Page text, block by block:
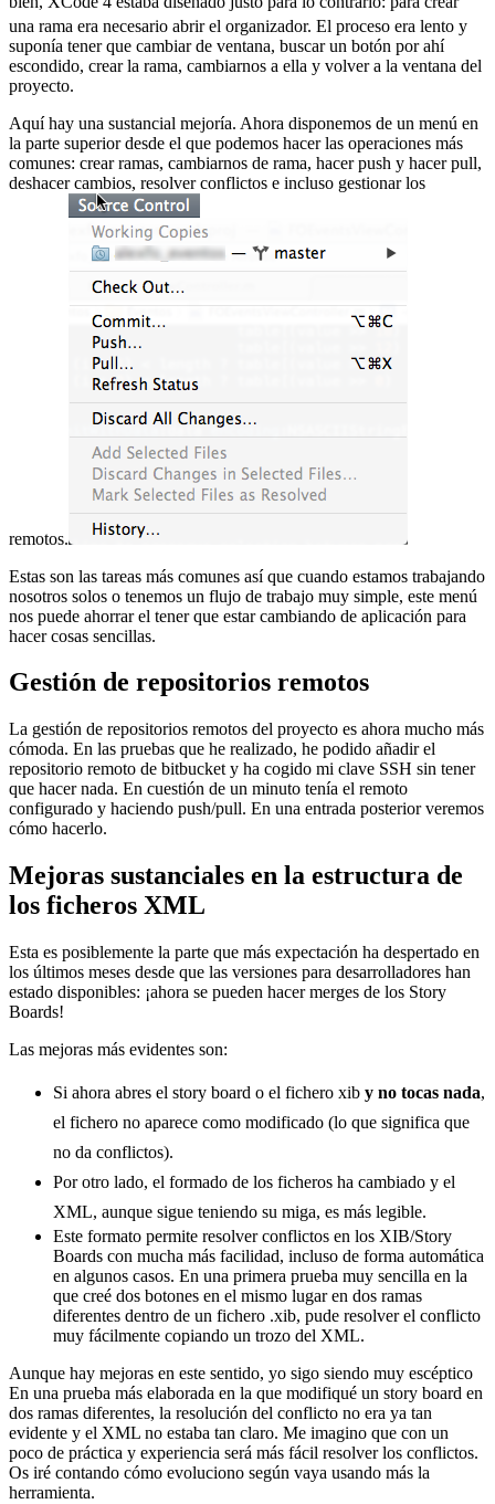
una rama era necesario abrir el organizador. El proceso era lento y
suponía tener que cambiar de ventana, buscar un botón por ahí
escondido, crear la rama, cambiarnos a ella y volver a la ventana del
proyecto.
Aquí hay una sustancial mejoría. Ahora disponemos de un menú en
la parte superior desde el que podemos hacer las operaciones más
comunes: crear ramas, cambiarnos de rama, hacer push y hacer pull,
deshacer cambios, resolver conflictos e incluso gestionar los
remotos.
Estas son las tareas más comunes así que cuando estamos trabajando
nosotros solos o tenemos un flujo de trabajo muy simple, este menú
nos puede ahorrar el tener que estar cambiando de aplicación para
hacer cosas sencillas.
Gestión de repositorios remotos
La gestión de repositorios remotos del proyecto es ahora mucho más
cómoda. En las pruebas que he realizado, he podido añadir el
repositorio remoto de bitbucket y ha cogido mi clave SSH sin tener
que hacer nada. En cuestión de un minuto tenía el remoto
configurado y haciendo push/pull. En una entrada posterior veremos
cómo hacerlo.
Mejoras sustanciales en la estructura de
los ficheros XML
Esta es posiblemente la parte que más expectación ha despertado en
los últimos meses desde que las versiones para desarrolladores han
estado disponibles: ¡ahora se pueden hacer merges de los Story
Boards!
Las mejoras más evidentes son:
Si ahora abres el story board o el fichero xib y no tocas nada,
el fichero no aparece como modificado (lo que significa que
no da conflictos).
Por otro lado, el formado de los ficheros ha cambiado y el
XML, aunque sigue teniendo su miga, es más legible.
Este formato permite resolver conflictos en los XIB/Story
Boards con mucha más facilidad, incluso de forma automática
en algunos casos. En una primera prueba muy sencilla en la
que creé dos botones en el mismo lugar en dos ramas
diferentes dentro de un fichero .xib, pude resolver el conflicto
muy fácilmente copiando un trozo del XML.
Aunque hay mejoras en este sentido, yo sigo siendo muy escéptico
En una prueba más elaborada en la que modifiqué un story board en
dos ramas diferentes, la resolución del conflicto no era ya tan
evidente y el XML no estaba tan claro. Me imagino que con un
poco de práctica y experiencia será más fácil resolver los conflictos.
Os iré contando cómo evoluciono según vaya usando más la
herramienta.